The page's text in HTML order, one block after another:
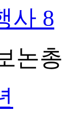
사 8
논총